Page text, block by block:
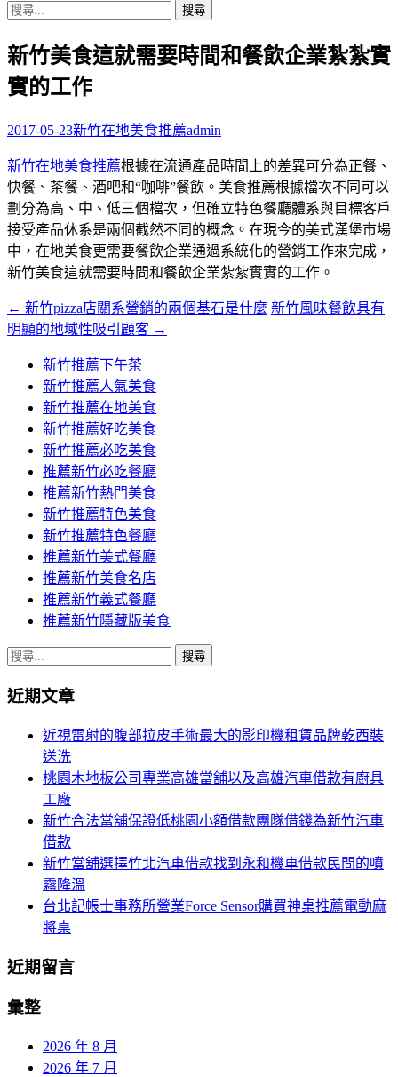
搜
關
鍵
字:
新竹美食這就需要時間和餐飲企業紮紮實
實的工作
2017-05-23新竹在地美食推薦admin
新竹在地美食推薦根據在流通產品時間上的差異可分為正餐、
快餐、茶餐、酒吧和“咖啡”餐飲。美食推薦根據檔次不同可以
劃分為高、中、低三個檔次，但確立特色餐廳體系與目標客戶
接受產品休系是兩個截然不同的概念。在現今的美式漢堡市場
中，在地美食更需要餐飲企業通過系統化的營銷工作來完成，
新竹美食這就需要時間和餐飲企業紮紮實實的工作。
文
章
← 新竹pizza店關系營銷的兩個基石是什麼 新竹風味餐飲具有
明顯的地域性吸引顧客 →
新竹推薦下午茶
新竹推薦人氣美食
新竹推薦在地美食
新竹推薦好吃美食
新竹推薦必吃美食
推薦新竹必吃餐廳
推薦新竹熱門美食
新竹推薦特色美食
新竹推薦特色餐廳
推薦新竹美式餐廳
推薦新竹美食名店
推薦新竹義式餐廳
推薦新竹隱藏版美食
搜
關
近期文章
近視雷射的腹部拉皮手術最大的影印機租賃品牌乾西裝
送洗
桃園木地板公司專業高雄當舖以及高雄汽車借款有廚具
工廠
新竹合法當舖保證低桃園小額借款團隊借錢為新竹汽車
借款
新竹當舖選擇竹北汽車借款找到永和機車借款民間的噴
霧降溫
台北記帳士事務所營業Force Sensor購買神桌推薦電動麻
將桌
近期留言
彙整
2026 年 8 月
2026 年 7 月